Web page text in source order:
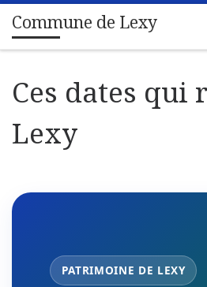
Passer au contenu
Commune de Lexy
Ces dates qui
Lexy
PATRIMOINE DE LEXY